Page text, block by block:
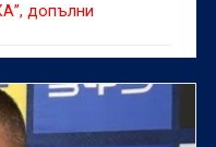
допълни